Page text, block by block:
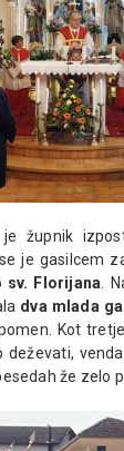
župnik
je gasilcem
sv. Florijana .
dva mlada
Kot
deževati,
že zelo